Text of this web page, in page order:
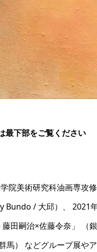
最下部をご覧ください
院美術研究科油画専攻修
Bundo / 大邱）、
田嗣治×佐藤令奈」 （
馬） などグループ展や